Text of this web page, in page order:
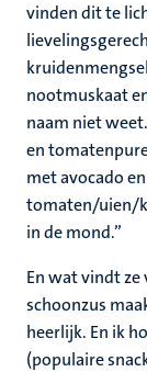
vinden dit te
nootmuskaat
naam niet
en
met avocado
tomaten/uien/
in de mond.”
En wat vindt ze
schoonzus
heerlijk. En ik
(populaire